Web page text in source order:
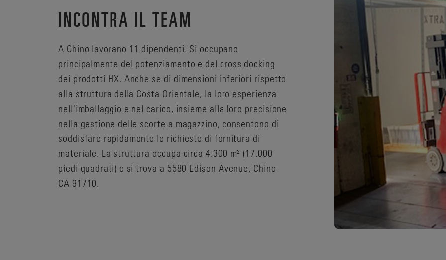
INCONTRA IL TEAM
A Chino lavorano 11 dipendenti. Si occupano
principalmente del potenziamento e del cross docking
dei prodotti HX. Anche se di dimensioni inferiori rispetto
alla struttura della Costa Orientale, la loro esperienza
nell'imballaggio e nel carico, insieme alla loro precisione
nella gestione delle scorte a magazzino, consentono di
soddisfare rapidamente le richieste di fornitura di
materiale. La struttura occupa circa 4.300 m² (17.000
piedi quadrati) e si trova a 5580 Edison Avenue, Chino
CA 91710.